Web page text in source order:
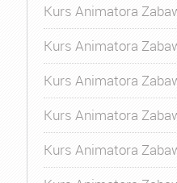
Kurs Animatora
Kurs Animatora
Kurs Animatora
Kurs Animatora
Kurs Animatora